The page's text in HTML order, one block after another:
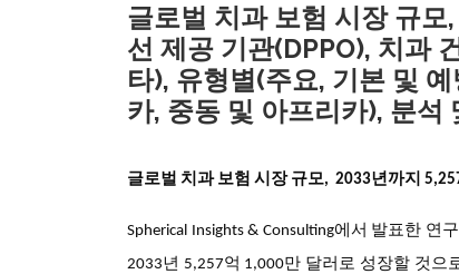
글로벌 치과 보험 시장 규
선 제공 기관(DPPO), 치과
타), 유형별(주요, 기본 및
카, 중동 및 아프리카), 분석
글로벌 치과 보험 시장 규모, 2033년까지
Spherical Insights & Consulting에서 발표한 연
2033년 5,257억 1,000만 달러로 성장할 것으